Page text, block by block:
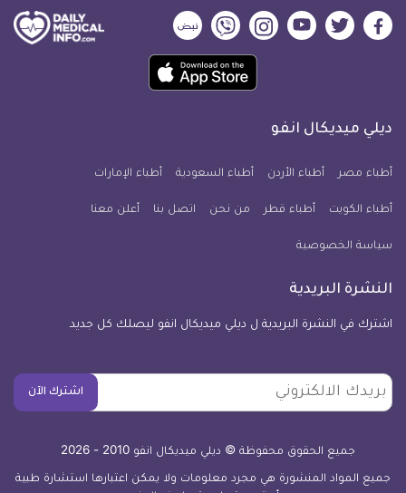
ديلي
فيسبوك
ديلي
تويتر
ديلي
ميديكال
يوتيوب
ديلي
ميديكال
انفو
ديلي
ميديكال
انفو
ديلي
ميديكال
انفو
حمل
تطبيق
معلومة
للآيفون
ديلي ميديكال انفو
أطباء مصر أطباء الأردن أطباء السعودية أطباء الإمارات
أطباء الكويت أطباء قطر من نحن اتصل بنا أعلن معنا
سياسة الخصوصية
النشرة البريدية
اشترك في النشرة البريدية ل ديلي ميديكال انفو ليصلك كل جديد
بريدك
الالكتروني
اشترك الآن
جميع الحقوق محفوظة © ديلي ميديكال انفو 2010 - 2026
جميع المواد المنشورة هي مجرد معلومات ولا يمكن اعتبارها استشارة طبية